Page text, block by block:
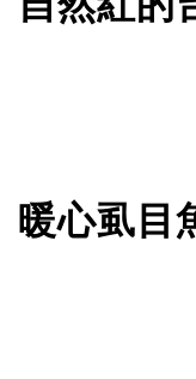
暖心虱目